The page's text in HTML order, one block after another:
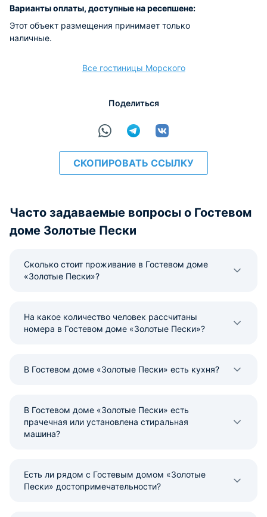
Варианты оплаты, доступные на ресепшене:
Этот объект размещения принимает только
наличные.
Все гостиницы Морского
Поделиться
СКОПИРОВАТЬ ССЫЛКУ
Часто задаваемые вопросы о Гостевом
доме Золотые Пески
Сколько стоит проживание в Гостевом доме
«Золотые Пески»?
На какое количество человек рассчитаны
номера в Гостевом доме «Золотые Пески»?
В Гостевом доме «Золотые Пески» есть кухня?
В Гостевом доме «Золотые Пески» есть
прачечная или установлена стиральная
машина?
Есть ли рядом с Гостевым домом «Золотые
Пески» достопримечательности?